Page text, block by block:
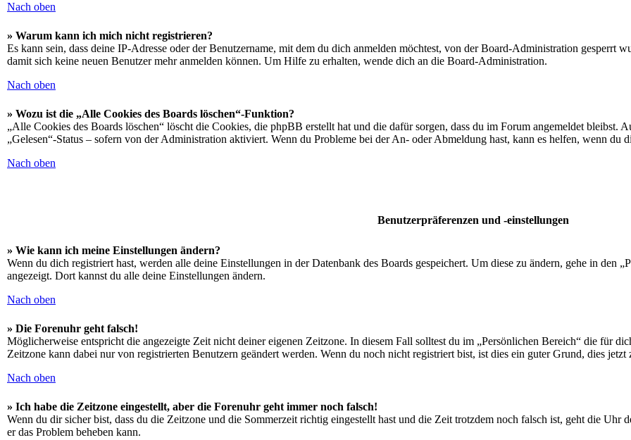
Nach oben
» Warum kann ich mich nicht registrieren?
Es kann sein, dass deine IP-Adresse oder der Benutzername, mit dem du dich anmelden möchtest, von der Board-Administration gesperrt
damit sich keine neuen Benutzer mehr anmelden können. Um Hilfe zu erhalten, wende dich an die Board-Administration.
Nach oben
» Wozu ist die „Alle Cookies des Boards löschen“-Funktion?
„Alle Cookies des Boards löschen“ löscht die Cookies, die phpBB erstellt hat und die dafür sorgen, dass du im Forum angemeldet bleibst.
„Gelesen“-Status – sofern von der Administration aktiviert. Wenn du Probleme bei der An- oder Abmeldung hast, kann es helfen, wenn du
Nach oben
Benutzerpräferenzen und -einstellungen
» Wie kann ich meine Einstellungen ändern?
Wenn du dich registriert hast, werden alle deine Einstellungen in der Datenbank des Boards gespeichert. Um diese zu ändern, gehe in den
angezeigt. Dort kannst du alle deine Einstellungen ändern.
Nach oben
» Die Forenuhr geht falsch!
Möglicherweise entspricht die angezeigte Zeit nicht deiner eigenen Zeitzone. In diesem Fall solltest du im „Persönlichen Bereich“ die für
Zeitzone kann dabei nur von registrierten Benutzern geändert werden. Wenn du noch nicht registriert bist, ist dies ein guter Grund, dies jetzt
Nach oben
» Ich habe die Zeitzone eingestellt, aber die Forenuhr geht immer noch falsch!
Wenn du dir sicher bist, dass du die Zeitzone und die Sommerzeit richtig eingestellt hast und die Zeit trotzdem noch falsch ist, geht die
er das Problem beheben kann.